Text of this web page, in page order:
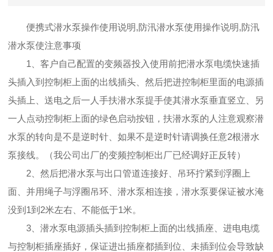
便携式潜水泵操作使用说明,防汛潜水泵使用操作说明,防汛
潜水泵使注意事项
1、客户自己配置的变频器投入使用前把潜水泵电缆快速插
头插入到控制柜上面的出线插头、然后把进控制柜里面的电源插
头插上、送电之后一人手扶潜水泵提手使其潜水泵垂直竖立、另
一人点动控制柜上面的绿色启动按钮，扶潜水泵的人注意观察潜
水泵的转向是不是逆时针、如果不是逆时针请调换任意2根潜水
泵接线。（我公司出厂的变频控制柜出厂已经调好正反转）
2、然后把潜水泵与出口管道连接好、吊环拧紧到浮圈上
面、并用绳子与浮圈吊环、潜水泵相连接，潜水泵要保证被水淹
没到1到2米左右、不能低于1米。
3、潜水泵电源插头插到控制柜上面的出线插座、进电电缆
与控制柜插座插好，保证进出插座都插到位、未插到位会导致缺